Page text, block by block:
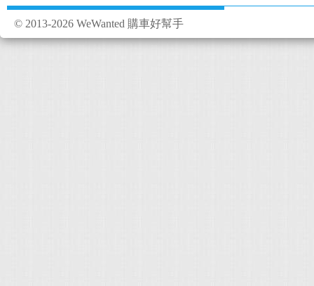
© 2013-2026 WeWanted 購車好幫手